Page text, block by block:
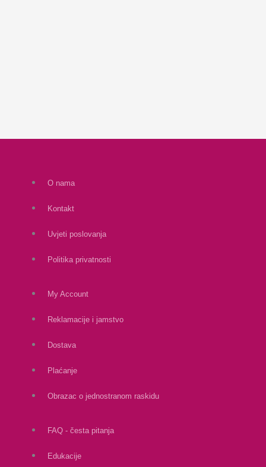
O nama
Kontakt
Uvjeti poslovanja
Politika privatnosti
My Account
Reklamacije i jamstvo
Dostava
Plaćanje
Obrazac o jednostranom raskidu
FAQ - česta pitanja
Edukacije